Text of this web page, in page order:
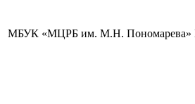
МБУК «МЦРБ им. М.Н. Пономарева»